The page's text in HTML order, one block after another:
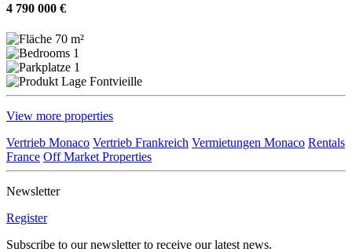
4 790 000 €
70 m²
1
1
Fontvieille
View more properties
Vertrieb Monaco Vertrieb Frankreich Vermietungen Monaco Rentals
France Off Market Properties
Newsletter
Register
Subscribe to our newsletter to receive our latest news.